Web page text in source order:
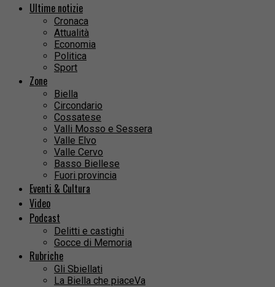
Ultime notizie
Cronaca
Attualità
Economia
Politica
Sport
Zone
Biella
Circondario
Cossatese
Valli Mosso e Sessera
Valle Elvo
Valle Cervo
Basso Biellese
Fuori provincia
Eventi & Cultura
Video
Podcast
Delitti e castighi
Gocce di Memoria
Rubriche
Gli Sbiellati
La Biella che piaceVa